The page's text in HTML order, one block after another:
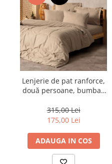
Lenjerie de pat ranforce,
două persoane, bumbac
Bej
315,00 Lei
175,00 Lei
ADAUGA IN COS